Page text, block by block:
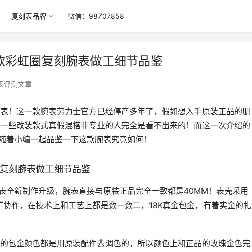
复刻表品牌 微信：98707858
虹圈复刻腕表做工细节品鉴
评测文章
！这一款腕表劳力士官方已经停产多年了，假如想入手原装正品的朋
些改装款式真假混搭非专业的人完全是看不出来的！而这一次介绍的
小编一起品鉴一下这款腕表究竟如何！
刻腕表做工细节品鉴
全新制作升级，腕表直接与原装正品完全一致都是40MM！表壳采用
作，在技术上和工艺上都是数一数二，18K真金包金，有着实金的扎
包金颜色都是用原装配件去调色的，所以颜色上和正品的玫瑰金色完